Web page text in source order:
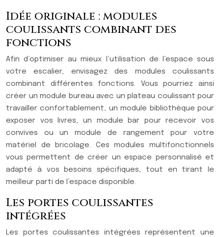
Idée originale : modules
coulissants combinant des
fonctions
Afin d’optimiser au mieux l’utilisation de l’espace sous
votre escalier, envisagez des modules coulissants
combinant différentes fonctions. Vous pourriez ainsi
créer un module bureau avec un plateau coulissant pour
travailler confortablement, un module bibliothèque pour
exposer vos livres, un module bar pour recevoir vos
convives ou un module de rangement pour votre
matériel de bricolage. Ces modules multifonctionnels
vous permettent de créer un espace personnalisé et
adapté à vos besoins spécifiques, tout en tirant le
meilleur parti de l’espace disponible.
Les portes coulissantes
intégrées
Les portes coulissantes intégrées représentent une